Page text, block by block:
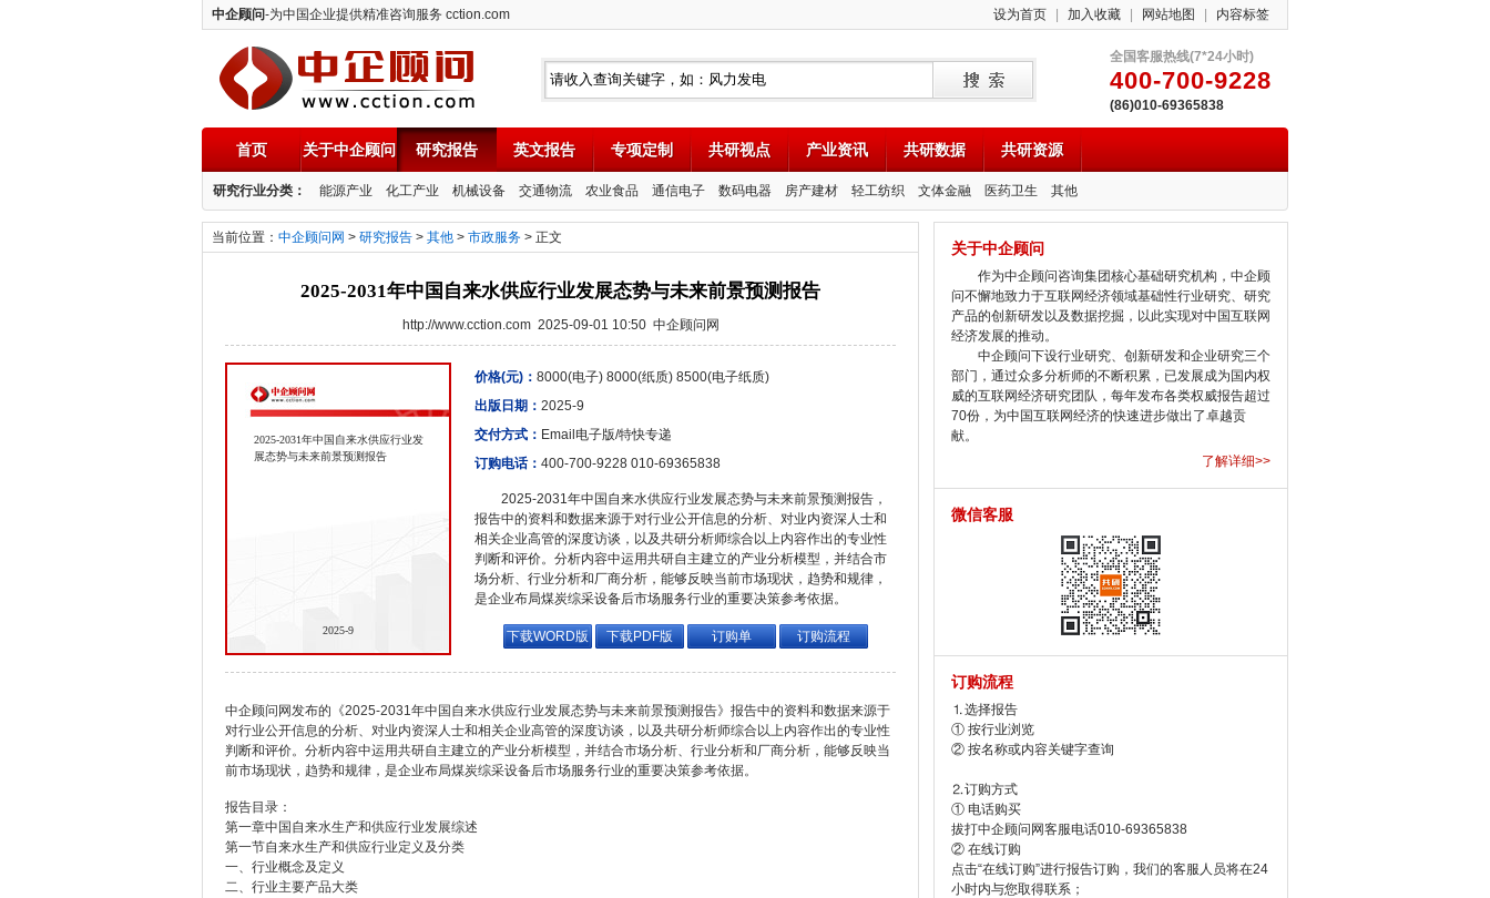
中企顾问-为中国企业提供精准咨询服务 cction.com 设为首页 加入收藏 网站地图 内容标签
中企顾问
全国客服热线(7*24小时)
400-700-9228
(86)010-69365838
首页 关于中企顾问 研究报告 英文报告 专项定制 共研视点 产业资讯 共研数据 共研资源
研究行业分类： 能源产业 化工产业 机械设备 交通物流 农业食品 通信电子 数码电器 房产建材 轻工纺织 文体金融 医药卫生 其他
当前位置： 中企顾问网 > 研究报告 > 其他 > 市政服务 > 正文
2025-2031年中国自来水供应行业发展态势与未来前景预测报告
http://www.cction.com 2025-09-01 10:50 中企顾问网
2025-2031年中国自来水供应行业发
展态势与未来前景预测报告
2025-9
价格(元)： 8000(电子) 8000(纸质) 8500(电子纸质)
出版日期： 2025-9
交付方式： Email电子版/特快专递
订购电话： 400-700-9228 010-69365838
2025-2031年中国自来水供应行业发展态势与未来前景预测报告，
报告中的资料和数据来源于对行业公开信息的分析、对业内资深人士和
相关企业高管的深度访谈，以及共研分析师综合以上内容作出的专业性
判断和评价。分析内容中运用共研自主建立的产业分析模型，并结合市
场分析、行业分析和厂商分析，能够反映当前市场现状，趋势和规律，
是企业布局煤炭综采设备后市场服务行业的重要决策参考依据。
下载WORD版 下载PDF版 订购单 订购流程
中企顾问网发布的《2025-2031年中国自来水供应行业发展态势与未来前景预测报告》报告中的资料和数据来源于
对行业公开信息的分析、对业内资深人士和相关企业高管的深度访谈，以及共研分析师综合以上内容作出的专业性
判断和评价。分析内容中运用共研自主建立的产业分析模型，并结合市场分析、行业分析和厂商分析，能够反映当
前市场现状，趋势和规律，是企业布局煤炭综采设备后市场服务行业的重要决策参考依据。
报告目录：
第一章中国自来水生产和供应行业发展综述
第一节自来水生产和供应行业定义及分类
一、行业概念及定义
二、行业主要产品大类
关于中企顾问
作为中企顾问咨询集团核心基础研究机构，中企顾
问不懈地致力于互联网经济领域基础性行业研究、研究
产品的创新研发以及数据挖掘，以此实现对中国互联网
经济发展的推动。
中企顾问下设行业研究、创新研发和企业研究三个
部门，通过众多分析师的不断积累，已发展成为国内权
威的互联网经济研究团队，每年发布各类权威报告超过
70份，为中国互联网经济的快速进步做出了卓越贡
献。
了解详细>>
微信客服
订购流程
⒈选择报告
① 按行业浏览
② 按名称或内容关键字查询
⒉订购方式
① 电话购买
拔打中企顾问网客服电话010-69365838
② 在线订购
点击“在线订购”进行报告订购，我们的客服人员将在24
小时内与您取得联系；